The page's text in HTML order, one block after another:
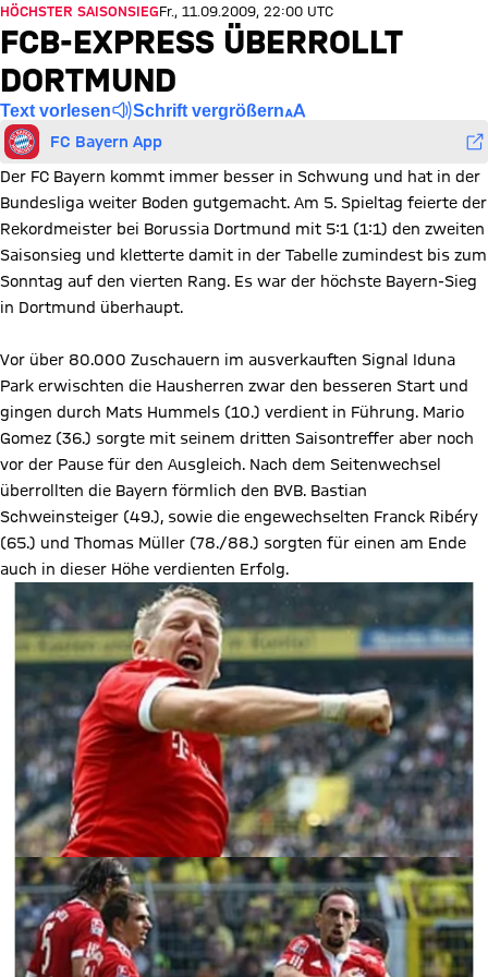
HÖCHSTER SAISONSIEGFr., 11.09.2009, 22:00 UTC
FCB-EXPRESS ÜBERROLLT
DORTMUND
Text vorlesen Schrift vergrößern
FC Bayern App
Der FC Bayern kommt immer besser in Schwung und hat in der
Bundesliga weiter Boden gutgemacht. Am 5. Spieltag feierte der
Rekordmeister bei Borussia Dortmund mit 5:1 (1:1) den zweiten
Saisonsieg und kletterte damit in der Tabelle zumindest bis zum
Sonntag auf den vierten Rang. Es war der höchste Bayern-Sieg
in Dortmund überhaupt.
Vor über 80.000 Zuschauern im ausverkauften Signal Iduna
Park erwischten die Hausherren zwar den besseren Start und
gingen durch Mats Hummels (10.) verdient in Führung. Mario
Gomez (36.) sorgte mit seinem dritten Saisontreffer aber noch
vor der Pause für den Ausgleich. Nach dem Seitenwechsel
überrollten die Bayern förmlich den BVB. Bastian
Schweinsteiger (49.), sowie die engewechselten Franck Ribéry
(65.) und Thomas Müller (78./88.) sorgten für einen am Ende
auch in dieser Höhe verdienten Erfolg.